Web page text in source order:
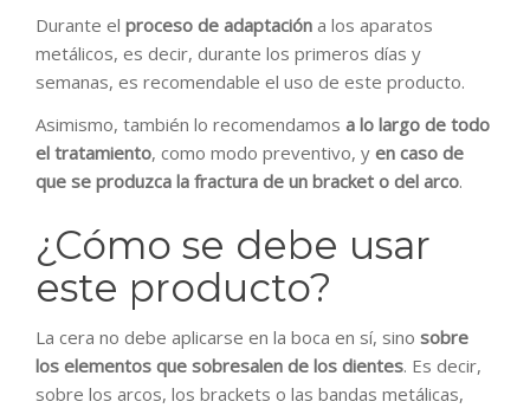
Durante el proceso de adaptación a los aparatos
metálicos, es decir, durante los primeros días y
semanas, es recomendable el uso de este producto.
Asimismo, también lo recomendamos a lo largo de todo
el tratamiento, como modo preventivo, y en caso de
que se produzca la fractura de un bracket o del arco.
¿Cómo se debe usar
este producto?
La cera no debe aplicarse en la boca en sí, sino sobre
los elementos que sobresalen de los dientes. Es decir,
sobre los arcos, los brackets o las bandas metálicas,